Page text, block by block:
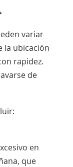
variar
la ubicación
rapidez.
de
en
que